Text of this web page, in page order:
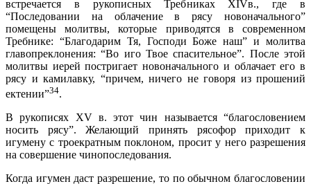
встречается в рукописных Требниках XIVв., где в
“Последовании на облачение в рясу новоначального”
помещены молитвы, которые приводятся в современном
Требнике: “Благодарим Тя, Господи Боже наш” и молитва
главопреклонения: “Во иго Твое спасительное”. После этой
молитвы иерей постригает новоначального и облачает его в
рясу и камилавку, “причем, ничего не говоря из прошений
ектении”34.
В рукописях XV в. этот чин называется “благословением
носить рясу”. Желающий принять рясофор приходит к
игумену с троекратным поклоном, просит у него разрешения
на совершение чинопоследования.
Когда игумен даст разрешение, то по обычном благословении